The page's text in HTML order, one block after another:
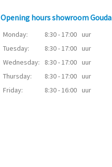
Opening hours showroom Gouda
Monday: 8:30 - 17:00 uur
Tuesday:
8:30 - 17:00 uur
Wednesday:
8:30 - 17:00 uur
Thursday:
8:30 - 17:00 uur
Friday:
8:30 - 16:00 uur